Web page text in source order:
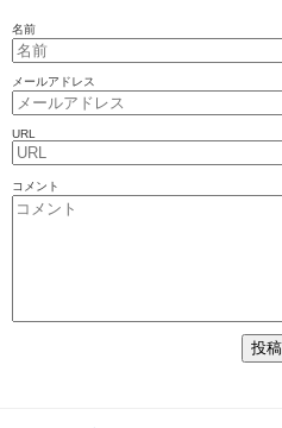
名前
メールアドレス
URL
コメント